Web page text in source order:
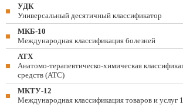
УДК
Универсальный десятичный классификатор
МКБ-10
Международная классификация болезней
АТХ
Анатомо-терапевтическо-химическая
средств (ATC)
МКТУ-12
Международная классификация товаров и услуг